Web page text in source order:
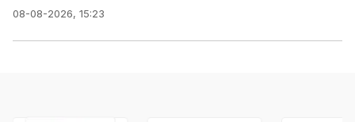
08-08-2026, 15:23